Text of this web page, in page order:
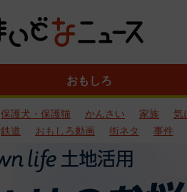
おもしろ
保護犬・保護猫 かんさい 家族 気
鉄道
おもしろ動画 街ネタ 事件